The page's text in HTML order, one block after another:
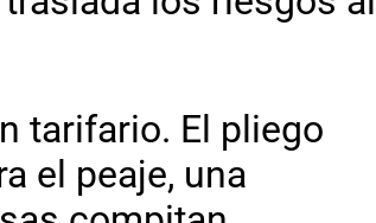
tarifario. El pliego
el peaje, una